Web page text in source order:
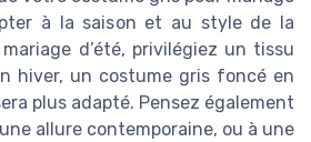
à la saison et au style de la
d’été, privilégiez un tissu
hiver, un costume gris foncé en
plus adapté. Pensez également
allure contemporaine, ou à une